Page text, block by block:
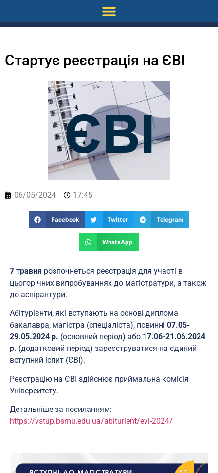
Стартує реєстрація на ЄВІ
06/05/2024 17:45
Facebook Twitter Telegram
WhatsApp
7 травня розпочнеться реєстрація для участі в
цьогорічних випробуваннях до магістратури, а також
до аспірантури.
Абітурієнти, які вступають на основі диплома
бакалавра, магістра (спеціаліста), повинні 07.05-
29.05.2024 р. (основний період) або 17.06-21.06.2024
р. (додатковий період) зареєструватися на єдиний
вступний іспит (ЄВІ).
Реєстрацію на ЄВІ здійснює приймальна комісія
Університету.
Детальніше за посиланням:
https://vstup.bsmu.edu.ua/abiturient/evi-2024/